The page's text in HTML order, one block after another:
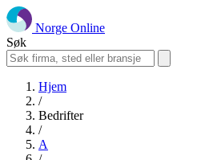
Norge Online
Søk
Hjem
/
Bedrifter
/
A